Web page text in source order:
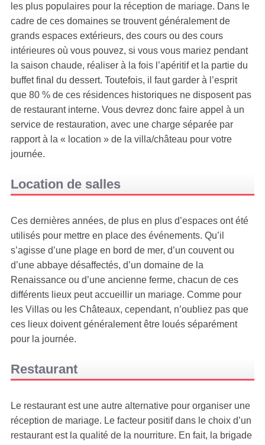
les plus populaires pour la réception de mariage. Dans le
cadre de ces domaines se trouvent généralement de
grands espaces extérieurs, des cours ou des cours
intérieures où vous pouvez, si vous vous mariez pendant
la saison chaude, réaliser à la fois l’apéritif et la partie du
buffet final du dessert. Toutefois, il faut garder à l’esprit
que 80 % de ces résidences historiques ne disposent pas
de restaurant interne. Vous devrez donc faire appel à un
service de restauration, avec une charge séparée par
rapport à la « location » de la villa/château pour votre
journée.
Location de salles
Ces dernières années, de plus en plus d’espaces ont été
utilisés pour mettre en place des événements. Qu’il
s’agisse d’une plage en bord de mer, d’un couvent ou
d’une abbaye désaffectés, d’un domaine de la
Renaissance ou d’une ancienne ferme, chacun de ces
différents lieux peut accueillir un mariage. Comme pour
les Villas ou les Châteaux, cependant, n’oubliez pas que
ces lieux doivent généralement être loués séparément
pour la journée.
Restaurant
Le restaurant est une autre alternative pour organiser une
réception de mariage. Le facteur positif dans le choix d’un
restaurant est la qualité de la nourriture. En fait, la brigade